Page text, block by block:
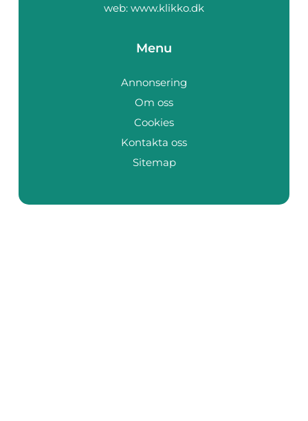
web: www.klikko.dk
Menu
Annonsering
Om oss
Cookies
Kontakta oss
Sitemap